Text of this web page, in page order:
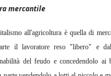
mercantile
all'agricoltura è quella di
il lavoratore reso "libero" e
del feudo e concedendolo